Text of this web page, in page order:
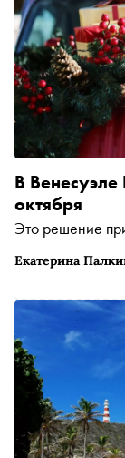
Екатерина
В Венесуэле
октября
Это решение